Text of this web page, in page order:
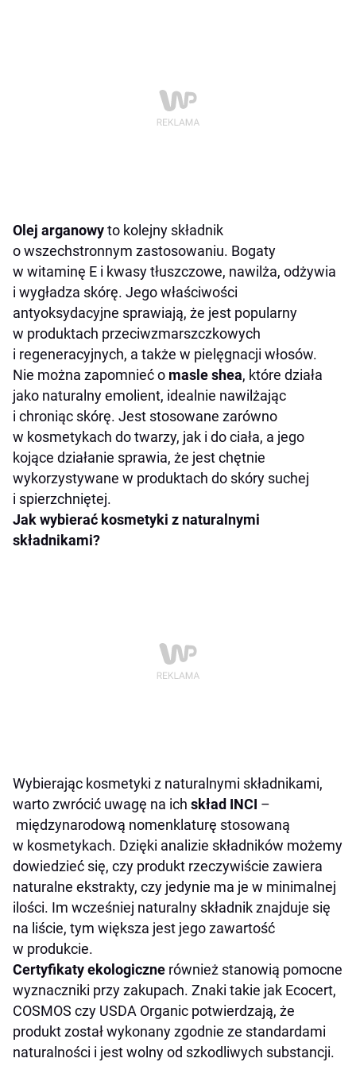
Olej arganowyto kolejny składnik
o wszechstronnym zastosowaniu. Bogaty
w witaminę E i kwasy tłuszczowe, nawilża, odżywia
i wygładza skórę. Jego właściwości
antyoksydacyjne sprawiają, że jest popularny
w produktach przeciwzmarszczkowych
i regeneracyjnych, a także w pielęgnacji włosów.
Nie można zapomnieć o masle shea, które działa
jako naturalny emolient, idealnie nawilżając
i chroniąc skórę. Jest stosowane zarówno
w kosmetykach do twarzy, jak i do ciała, a jego
kojące działanie sprawia, że jest chętnie
wykorzystywane w produktach do skóry suchej
i spierzchniętej.
Jak wybierać kosmetyki z naturalnymi
składnikami?
Wybierając kosmetyki z naturalnymi składnikami,
warto zwrócić uwagę na ich skład INCI –
międzynarodową nomenklaturę stosowaną
w kosmetykach. Dzięki analizie składników możemy
dowiedzieć się, czy produkt rzeczywiście zawiera
naturalne ekstrakty, czy jedynie ma je w minimalnej
ilości. Im wcześniej naturalny składnik znajduje się
na liście, tym większa jest jego zawartość
w produkcie.
Certyfikaty ekologiczne również stanowią pomocne
wyznaczniki przy zakupach. Znaki takie jak Ecocert,
COSMOS czy USDA Organic potwierdzają, że
produkt został wykonany zgodnie ze standardami
naturalności i jest wolny od szkodliwych substancji.